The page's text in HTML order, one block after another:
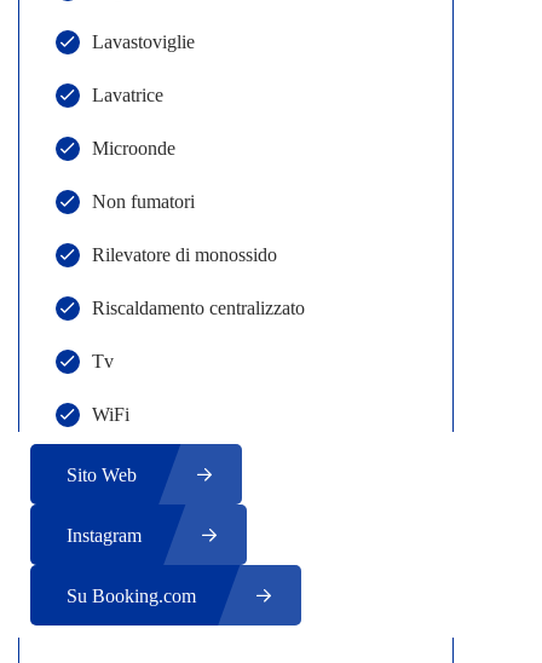
Lavastoviglie
Lavatrice
Microonde
Non fumatori
Rilevatore di monossido
Riscaldamento centralizzato
Tv
WiFi
Sito Web
Instagram
Su Booking.com